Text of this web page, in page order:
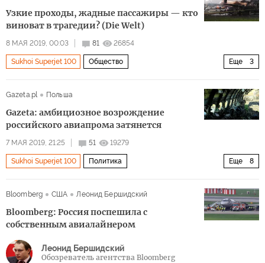
Узкие проходы, жадные пассажиры — кто
виноват в трагедии? (Die Welt)
8 МАЯ 2019, 00:03 81 26854
Еще 3
Sukhoi Superjet 100 Общество
Gazeta.pl Польша
Gazeta: амбициозное возрождение
российского авиапрома затянется
7 МАЯ 2019, 21:25 51 19279
Еще 8
Sukhoi Superjet 100 Политика
гражданская авиация имидж
Bloomberg США Леонид Бершидский
Bloomberg: Россия поспешила с
собственным авиалайнером
Леонид Бершидский
Обозреватель агентства Bloomberg